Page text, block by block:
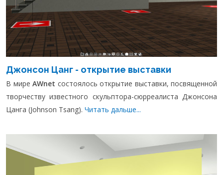
Джонсон Цанг - открытие выставки
В мире AWnet состоялось открытие выставки, посвященной
творчеству известного скульптора-сюрреалиста Джонсона
Цанга (Johnson Tsang). Читать дальше...